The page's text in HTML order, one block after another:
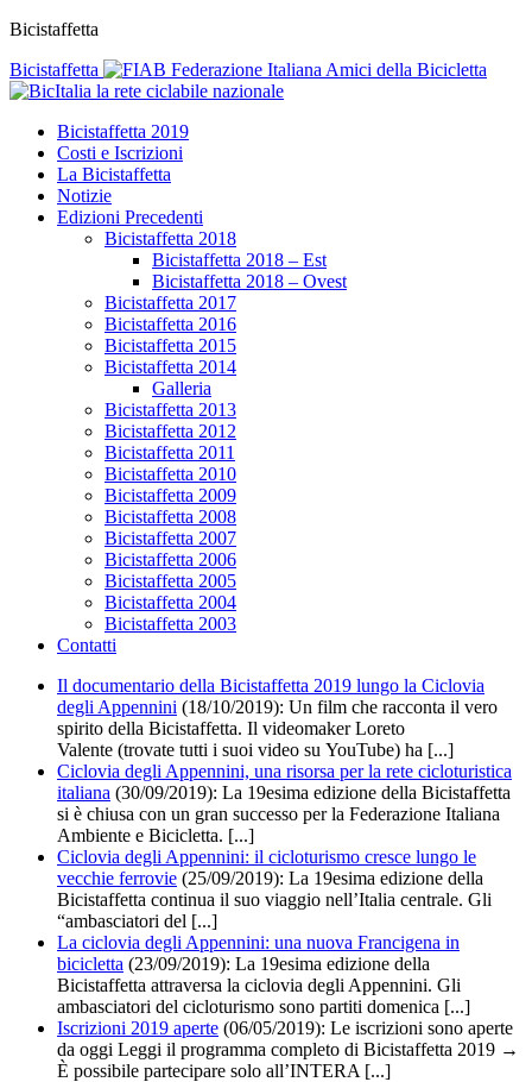
Bicistaffetta
Bicistaffetta
Federazione Italiana Amici della Bicicletta
la rete ciclabile nazionale
Bicistaffetta 2019
Costi e Iscrizioni
La Bicistaffetta
Notizie
Edizioni Precedenti
Bicistaffetta 2018
Bicistaffetta 2018 – Est
Bicistaffetta 2018 – Ovest
Bicistaffetta 2017
Bicistaffetta 2016
Bicistaffetta 2015
Bicistaffetta 2014
Galleria
Bicistaffetta 2013
Bicistaffetta 2012
Bicistaffetta 2011
Bicistaffetta 2010
Bicistaffetta 2009
Bicistaffetta 2008
Bicistaffetta 2007
Bicistaffetta 2006
Bicistaffetta 2005
Bicistaffetta 2004
Bicistaffetta 2003
Contatti
Il documentario della Bicistaffetta 2019 lungo la Ciclovia
degli Appennini (18/10/2019): Un film che racconta il vero
spirito della Bicistaffetta. Il videomaker Loreto
Valente (trovate tutti i suoi video su YouTube) ha [...]
Ciclovia degli Appennini, una risorsa per la rete cicloturistica
italiana (30/09/2019): La 19esima edizione della Bicistaffetta
si è chiusa con un gran successo per la Federazione Italiana
Ambiente e Bicicletta. [...]
Ciclovia degli Appennini: il cicloturismo cresce lungo le
vecchie ferrovie (25/09/2019): La 19esima edizione della
Bicistaffetta continua il suo viaggio nell’Italia centrale. Gli
“ambasciatori del [...]
La ciclovia degli Appennini: una nuova Francigena in
bicicletta (23/09/2019): La 19esima edizione della
Bicistaffetta attraversa la ciclovia degli Appennini. Gli
ambasciatori del cicloturismo sono partiti domenica [...]
Iscrizioni 2019 aperte (06/05/2019): Le iscrizioni sono aperte
da oggi Leggi il programma completo di Bicistaffetta 2019 →
È possibile partecipare solo all’INTERA [...]